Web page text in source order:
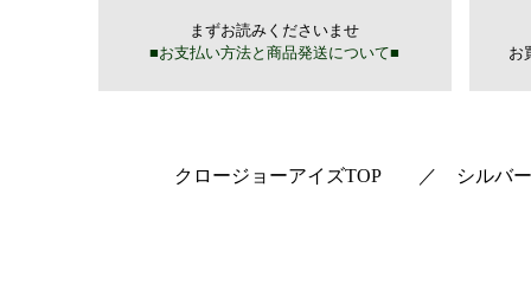
クロージョーアイズTOP／ シルバ